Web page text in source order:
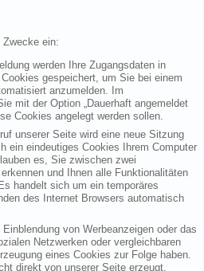
ein:
werden Ihre Zugangsdaten in
gespeichert, um Sie bei einem
anzumelden. Im
mit der Option „Dauerhaft angemeldet
Cookies angelegt werden sollen.
unserer Seite wird eine neue Sitzung
ein eindeutiges Cookies Ihrem Computer
es, Sie zwischen zwei
und Ihnen alle Funktionalitäten
handelt sich um ein temporäres
des Internet Browsers automatisch
von Werbeanzeigen oder das
Netzwerken oder vergleichbaren
eines Cookies zur Folge haben.
direkt von unserer Seite erzeugt,